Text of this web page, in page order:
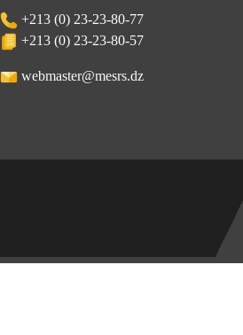
+213 (0) 23-23-80-77
+213 (0) 23-23-80-57
webmaster@mesrs.dz